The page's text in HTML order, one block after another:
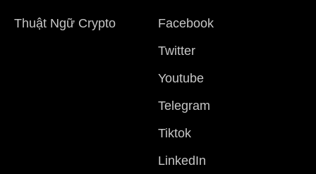
Thuật Ngữ Crypto
Facebook
Twitter
Youtube
Telegram
Tiktok
LinkedIn